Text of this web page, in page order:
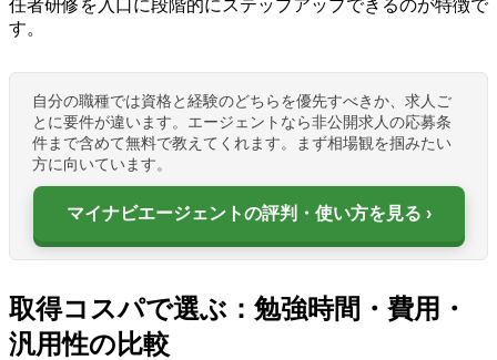
任者研修を入口に段階的にステップアップできるのが特徴で
す。
自分の職種では資格と経験のどちらを優先すべきか、求人ご
とに要件が違います。エージェントなら非公開求人の応募条
件まで含めて無料で教えてくれます。まず相場観を掴みたい
方に向いています。
マイナビエージェントの評判・使い方を見る
取得コスパで選ぶ：勉強時間・費用・
汎用性の比較